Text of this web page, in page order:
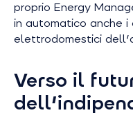
proprio Energy
in automatico anche
elettrodomestici
Verso il